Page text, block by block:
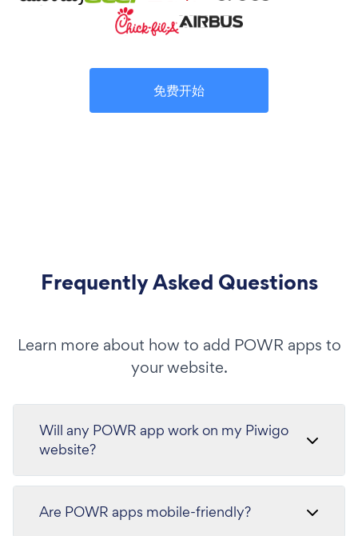
免费开始
Frequently Asked Questions
Learn more about how to add POWR apps to
your website.
Will any POWR app work on my Piwigo
website?
Are POWR apps mobile-friendly?